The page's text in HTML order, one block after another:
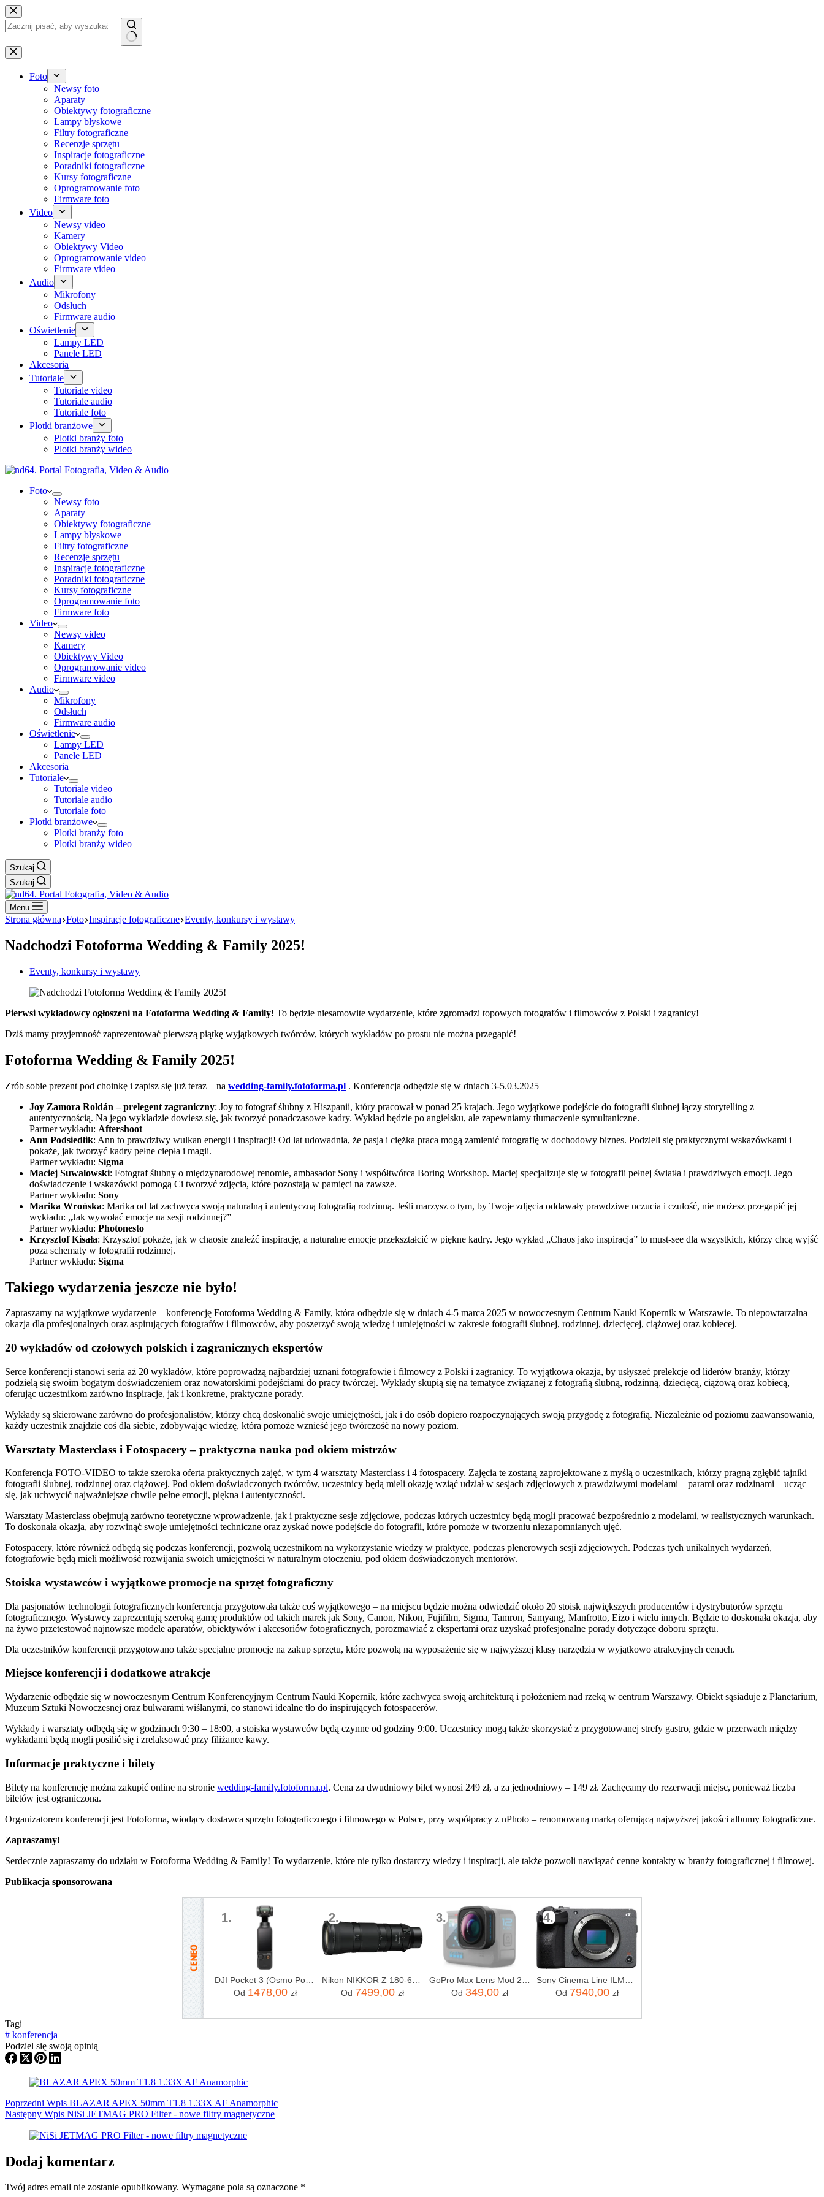
Przejdź
do
treści
Brak
wyników
Foto
Newsy foto
Aparaty
Obiektywy fotograficzne
Lampy błyskowe
Filtry fotograficzne
Recenzje sprzętu
Inspiracje fotograficzne
Poradniki fotograficzne
Kursy fotograficzne
Oprogramowanie foto
Firmware foto
Video
Newsy video
Kamery
Obiektywy Video
Oprogramowanie video
Firmware video
Audio
Mikrofony
Odsłuch
Firmware audio
Oświetlenie
Lampy LED
Panele LED
Akcesoria
Tutoriale
Tutoriale video
Tutoriale audio
Tutoriale foto
Plotki branżowe
Plotki branży foto
Plotki branży wideo
Foto
Newsy foto
Aparaty
Obiektywy fotograficzne
Lampy błyskowe
Filtry fotograficzne
Recenzje sprzętu
Inspiracje fotograficzne
Poradniki fotograficzne
Kursy fotograficzne
Oprogramowanie foto
Firmware foto
Video
Newsy video
Kamery
Obiektywy Video
Oprogramowanie video
Firmware video
Audio
Mikrofony
Odsłuch
Firmware audio
Oświetlenie
Lampy LED
Panele LED
Akcesoria
Tutoriale
Tutoriale video
Tutoriale audio
Tutoriale foto
Plotki branżowe
Plotki branży foto
Plotki branży wideo
Szukaj
Szukaj
Menu
Strona główna Foto Inspiracje fotograficzne Eventy, konkursy i wystawy
Nadchodzi Fotoforma Wedding & Family 2025!
Eventy, konkursy i wystawy
Pierwsi wykładowcy ogłoszeni na Fotoforma Wedding & Family! To będzie niesamowite wydarzenie, które zgromadzi topowych fotografów i filmowców z Polski i zagranicy!
Dziś mamy przyjemność zaprezentować pierwszą piątkę wyjątkowych twórców, których wykładów po prostu nie można przegapić!
Fotoforma Wedding & Family 2025!
Zrób sobie prezent pod choinkę i zapisz się już teraz – na wedding-family.fotoforma.pl . Konferencja odbędzie się w dniach 3-5.03.2025
Joy Zamora Roldán – prelegent zagraniczny: Joy to fotograf ślubny z Hiszpanii, który pracował w ponad 25 krajach. Jego wyjątkowe podejście do fotografii ślubnej łączy storytelling z
autentycznością. Na jego wykładzie dowiesz się, jak tworzyć ponadczasowe kadry. Wykład będzie po angielsku, ale zapewniamy tłumaczenie symultaniczne.
Partner wykładu: Aftershoot
Ann Podsiedlik: Ann to prawdziwy wulkan energii i inspiracji! Od lat udowadnia, że pasja i ciężka praca mogą zamienić fotografię w dochodowy biznes. Podzieli się praktycznymi wskazówkami i
pokaże, jak tworzyć kadry pełne ciepła i magii.
Partner wykładu: Sigma
Maciej Suwalowski: Fotograf ślubny o międzynarodowej renomie, ambasador Sony i współtwórca Boring Workshop. Maciej specjalizuje się w fotografii pełnej światła i prawdziwych emocji. Jego
doświadczenie i wskazówki pomogą Ci tworzyć zdjęcia, które pozostają w pamięci na zawsze.
Partner wykładu: Sony
Marika Wrońska: Marika od lat zachwyca swoją naturalną i autentyczną fotografią rodzinną. Jeśli marzysz o tym, by Twoje zdjęcia oddawały prawdziwe uczucia i czułość, nie możesz przegapić jej
wykładu: „Jak wywołać emocje na sesji rodzinnej?”
Partner wykładu: Photonesto
Krzysztof Kisała: Krzysztof pokaże, jak w chaosie znaleźć inspirację, a naturalne emocje przekształcić w piękne kadry. Jego wykład „Chaos jako inspiracja” to must-see dla wszystkich, którzy chcą wyjść
poza schematy w fotografii rodzinnej.
Partner wykładu: Sigma
Takiego wydarzenia jeszcze nie było!
Zapraszamy na wyjątkowe wydarzenie – konferencję Fotoforma Wedding & Family, która odbędzie się w dniach 4-5 marca 2025 w nowoczesnym Centrum Nauki Kopernik w Warszawie. To niepowtarzalna
okazja dla profesjonalnych oraz aspirujących fotografów i filmowców, aby poszerzyć swoją wiedzę i umiejętności w zakresie fotografii ślubnej, rodzinnej, dziecięcej, ciążowej oraz kobiecej.
20 wykładów od czołowych polskich i zagranicznych ekspertów
Serce konferencji stanowi seria aż 20 wykładów, które poprowadzą najbardziej uznani fotografowie i filmowcy z Polski i zagranicy. To wyjątkowa okazja, by usłyszeć prelekcje od liderów branży, którzy
podzielą się swoim bogatym doświadczeniem oraz nowatorskimi podejściami do pracy twórczej. Wykłady skupią się na tematyce związanej z fotografią ślubną, rodzinną, dziecięcą, ciążową oraz kobiecą,
oferując uczestnikom zarówno inspiracje, jak i konkretne, praktyczne porady.
Wykłady są skierowane zarówno do profesjonalistów, którzy chcą doskonalić swoje umiejętności, jak i do osób dopiero rozpoczynających swoją przygodę z fotografią. Niezależnie od poziomu zaawansowania,
każdy uczestnik znajdzie coś dla siebie, zdobywając wiedzę, która pomoże wznieść jego twórczość na nowy poziom.
Warsztaty Masterclass i Fotospacery – praktyczna nauka pod okiem mistrzów
Konferencja FOTO-VIDEO to także szeroka oferta praktycznych zajęć, w tym 4 warsztaty Masterclass i 4 fotospacery. Zajęcia te zostaną zaprojektowane z myślą o uczestnikach, którzy pragną zgłębić tajniki
fotografii ślubnej, rodzinnej oraz ciążowej. Pod okiem doświadczonych twórców, uczestnicy będą mieli okazję wziąć udział w sesjach zdjęciowych z prawdziwymi modelami – parami oraz rodzinami – ucząc
się, jak uchwycić najważniejsze chwile pełne emocji, piękna i autentyczności.
Warsztaty Masterclass obejmują zarówno teoretyczne wprowadzenie, jak i praktyczne sesje zdjęciowe, podczas których uczestnicy będą mogli pracować bezpośrednio z modelami, w realistycznych warunkach.
To doskonała okazja, aby rozwinąć swoje umiejętności techniczne oraz zyskać nowe podejście do fotografii, które pomoże w tworzeniu niezapomnianych ujęć.
Fotospacery, które również odbędą się podczas konferencji, pozwolą uczestnikom na wykorzystanie wiedzy w praktyce, podczas plenerowych sesji zdjęciowych. Podczas tych unikalnych wydarzeń,
fotografowie będą mieli możliwość rozwijania swoich umiejętności w naturalnym otoczeniu, pod okiem doświadczonych mentorów.
Stoiska wystawców i wyjątkowe promocje na sprzęt fotograficzny
Dla pasjonatów technologii fotograficznych konferencja przygotowała także coś wyjątkowego – na miejscu będzie można odwiedzić około 20 stoisk największych producentów i dystrybutorów sprzętu
fotograficznego. Wystawcy zaprezentują szeroką gamę produktów od takich marek jak Sony, Canon, Nikon, Fujifilm, Sigma, Tamron, Samyang, Manfrotto, Eizo i wielu innych. Będzie to doskonała okazja, aby
na żywo przetestować najnowsze modele aparatów, obiektywów i akcesoriów fotograficznych, porozmawiać z ekspertami oraz uzyskać profesjonalne porady dotyczące doboru sprzętu.
Dla uczestników konferencji przygotowano także specjalne promocje na zakup sprzętu, które pozwolą na wyposażenie się w najwyższej klasy narzędzia w wyjątkowo atrakcyjnych cenach.
Miejsce konferencji i dodatkowe atrakcje
Wydarzenie odbędzie się w nowoczesnym Centrum Konferencyjnym Centrum Nauki Kopernik, które zachwyca swoją architekturą i położeniem nad rzeką w centrum Warszawy. Obiekt sąsiaduje z Planetarium,
Muzeum Sztuki Nowoczesnej oraz bulwarami wiślanymi, co stanowi idealne tło do inspirujących fotospacerów.
Wykłady i warsztaty odbędą się w godzinach 9:30 – 18:00, a stoiska wystawców będą czynne od godziny 9:00. Uczestnicy mogą także skorzystać z przygotowanej strefy gastro, gdzie w przerwach między
wykładami będą mogli posilić się i zrelaksować przy filiżance kawy.
Informacje praktyczne i bilety
Bilety na konferencję można zakupić online na stronie wedding-family.fotoforma.pl. Cena za dwudniowy bilet wynosi 249 zł, a za jednodniowy – 149 zł. Zachęcamy do rezerwacji miejsc, ponieważ liczba
biletów jest ograniczona.
Organizatorem konferencji jest Fotoforma, wiodący dostawca sprzętu fotograficznego i filmowego w Polsce, przy współpracy z nPhoto – renomowaną marką oferującą najwyższej jakości albumy fotograficzne.
Zapraszamy!
Serdecznie zapraszamy do udziału w Fotoforma Wedding & Family! To wydarzenie, które nie tylko dostarczy wiedzy i inspiracji, ale także pozwoli nawiązać cenne kontakty w branży fotograficznej i filmowej.
Publikacja sponsorowana
1.
DJI Pocket 3 (Osmo Pocket 3)
Od 1478,00 zł
2.
Od 7499,00 zł
3.
Od 349,00 zł
4.
Od 7940,00 zł
Tagi
# konferencja
Podziel się swoją opinią
Poprzedni Wpis BLAZAR APEX 50mm T1.8 1.33X AF Anamorphic
Następny Wpis NiSi JETMAG PRO Filter - nowe filtry magnetyczne
Dodaj komentarz
Twój adres email nie zostanie opublikowany. Wymagane pola są oznaczone *